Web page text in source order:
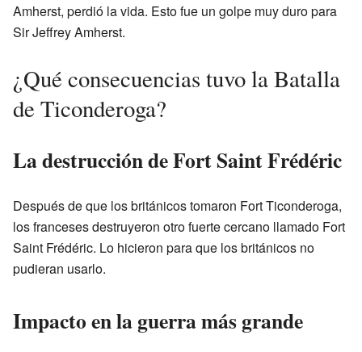
Amherst, perdió la vida. Esto fue un golpe muy duro para
Sir Jeffrey Amherst.
¿Qué consecuencias tuvo la Batalla
de Ticonderoga?
La destrucción de Fort Saint Frédéric
Después de que los británicos tomaron Fort Ticonderoga,
los franceses destruyeron otro fuerte cercano llamado Fort
Saint Frédéric. Lo hicieron para que los británicos no
pudieran usarlo.
Impacto en la guerra más grande